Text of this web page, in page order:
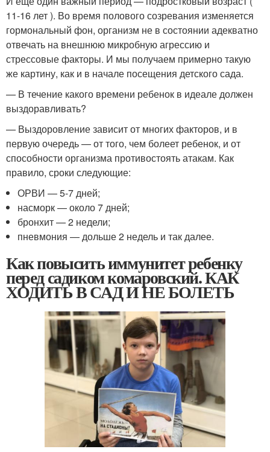
11-16 лет ). Во время полового созревания изменяется
гормональный фон, организм не в состоянии адекватно
отвечать на внешнюю микробную агрессию и
стрессовые факторы. И мы получаем примерно такую
же картину, как и в начале посещения детского сада.
— В течение какого времени ребенок в идеале должен
выздоравливать?
— Выздоровление зависит от многих факторов, и в
первую очередь — от того, чем болеет ребенок, и от
способности организма противостоять атакам. Как
правило, сроки следующие:
ОРВИ — 5-7 дней;
насморк — около 7 дней;
бронхит — 2 недели;
пневмония — дольше 2 недель и так далее.
Как повысить иммунитет ребенку
перед садиком комаровский. КАК
ХОДИТЬ В САД И НЕ БОЛЕТЬ